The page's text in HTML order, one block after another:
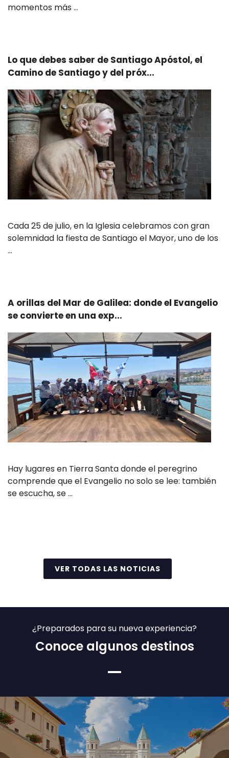
momentos más …
Lo que debes saber de Santiago Apóstol, el
Camino de Santiago y del próx...
Cada 25 de julio, en la Iglesia celebramos con gran
solemnidad la fiesta de Santiago el Mayor, uno de los
…
A orillas del Mar de Galilea: donde el Evangelio
se convierte en una exp...
Hay lugares en Tierra Santa donde el peregrino
comprende que el Evangelio no solo se lee: también
se escucha, se …
VER TODAS LAS NOTICIAS
¿Preparados para su nueva experiencia?
Conoce algunos destinos